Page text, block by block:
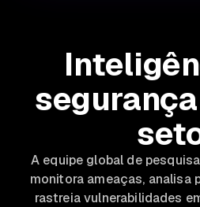
A equipe global de
monitora ameaças, analisa
rastreia vulnerabilidades